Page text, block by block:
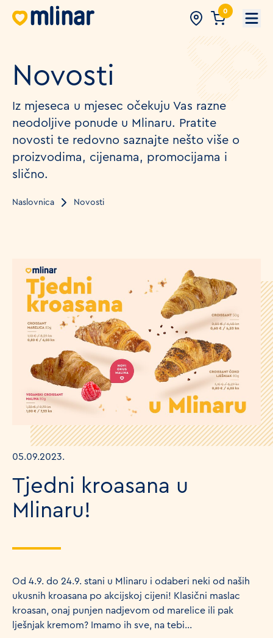
0
Novosti
Iz mjeseca u mjesec očekuju Vas razne
neodoljive ponude u Mlinaru. Pratite
novosti te redovno saznajte nešto više o
proizvodima, cijenama, promocijama i
slično.
Naslovnica Novosti
05.09.2023.
Tjedni kroasana u
Mlinaru!
Od 4.9. do 24.9. stani u Mlinaru i odaberi neki od naših
ukusnih kroasana po akcijskoj cijeni! Klasični maslac
kroasan, onaj punjen nadjevom od marelice ili pak
lješnjak kremom? Imamo ih sve, na tebi...